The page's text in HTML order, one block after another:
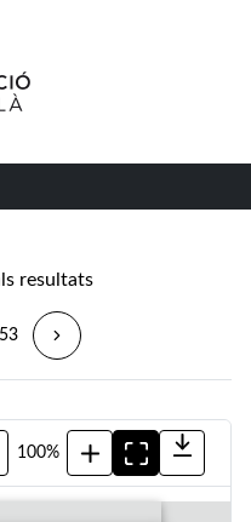
resultats
100%